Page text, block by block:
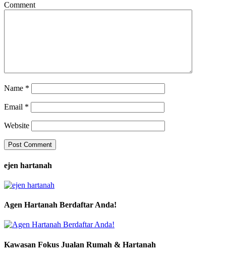
Comment
Name *
Email *
Website
ejen hartanah
Agen Hartanah Berdaftar Anda!
Kawasan Fokus Jualan Rumah & Hartanah